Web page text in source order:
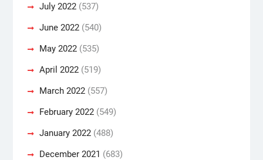
July 2022(537)
June 2022(540)
May 2022(535)
April 2022(519)
March 2022(557)
February 2022(549)
January 2022(488)
December 2021 (683)